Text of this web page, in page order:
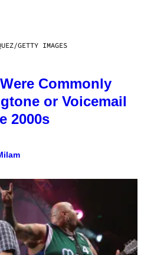
GETTY IMAGES
Commonly
or Voicemail
2000s